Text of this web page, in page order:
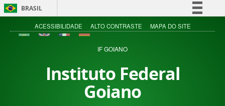
BRASIL
Simplifique!
Acesso à informação
ACESSIBILIDADE ALTO CONTRASTE MAPA DO SITE
IF GOIANO
Instituto Federal
Goiano